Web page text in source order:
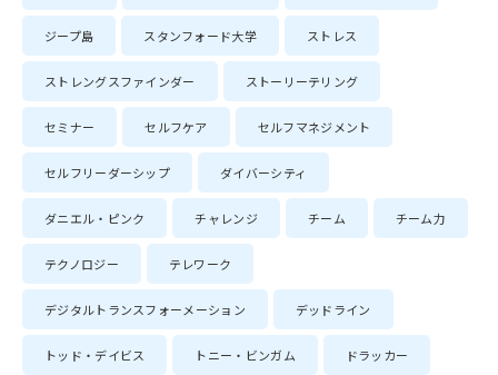
ジープ島 スタンフォード大学 ストレス
ストレングスファインダー ストーリーテリング
セミナー セルフケア セルフマネジメント
セルフリーダーシップ ダイバーシティ
ダニエル・ピンク チャレンジ チーム チーム力
テクノロジー テレワーク
デジタルトランスフォーメーション デッドライン
トッド・デイビス トニー・ビンガム ドラッカー